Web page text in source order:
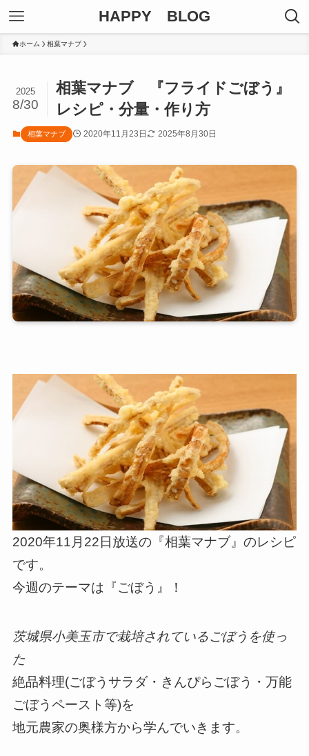
HAPPY BLOG
ホーム 相葉マナブ
相葉マナブ 『フライドごぼう』
レシピ・分量・作り方
2025
8/30
相葉マナブ 2020年11月23日 2025年8月30日
2020年11月22日放送の『相葉マナブ』のレシピ
です。
今週のテーマは『ごぼう』！
茨城県小美玉市で栽培されているごぼうを使っ
た
絶品料理(ごぼうサラダ・きんぴらごぼう・万能
ごぼうペースト等)を
地元農家の奥様方から学んでいきます。